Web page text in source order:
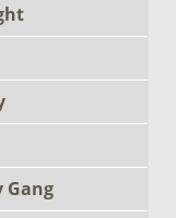
Gang